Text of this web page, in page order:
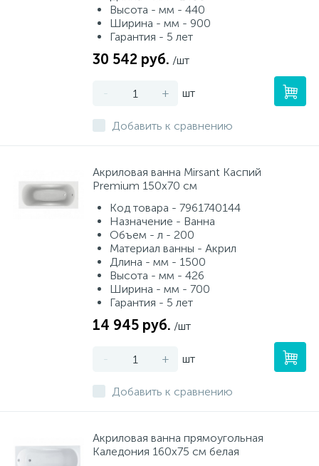
Высота - мм - 440
Ширина - мм - 900
Гарантия - 5 лет
30 542 руб. /шт
- + шт
Добавить к сравнению
Акриловая ванна Mirsant Каспий
Premium 150x70 см
Код товара - 7961740144
Назначение - Ванна
Объем - л - 200
Материал ванны - Акрил
Длина - мм - 1500
Высота - мм - 426
Ширина - мм - 700
Гарантия - 5 лет
14 945 руб. /шт
- + шт
Добавить к сравнению
Акриловая ванна прямоугольная
Каледония 160х75 см белая